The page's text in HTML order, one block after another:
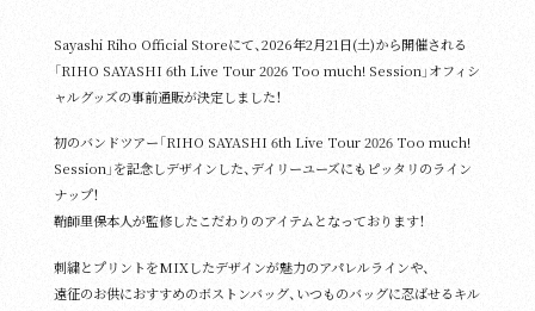
Sayashi Riho Official Storeにて、2026年2⽉21⽇(土)から開催される
「RIHO SAYASHI 6th Live Tour 2026 Too much! Session」オフィシ
ャルグッズの事前通販が決定しました！
初のバンドツアー「RIHO SAYASHI 6th Live Tour 2026 Too much!
Session」を記念しデザインした、デイリーユーズにもピッタリのライン
ナップ！
鞘師里保本人が監修したこだわりのアイテムとなっております！
刺繍とプリントをMIXしたデザインが魅力のアパレルラインや、
遠征のお供におすすめのボストンバッグ、いつものバッグに忍ばせるキル
Fan Club
Goods
Contact Us